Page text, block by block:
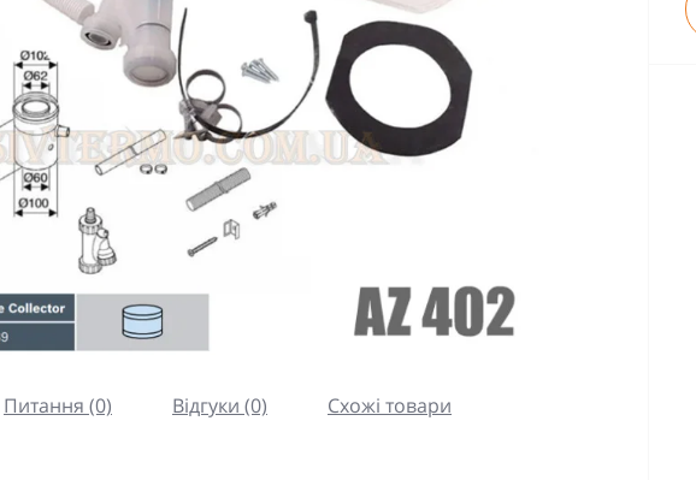
Питання (0) Відгуки (0) Схожі товари